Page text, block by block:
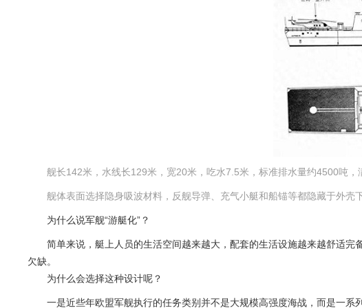
舰长142米，水线长129米，宽20米，吃水7.5米，标准排水量约4500吨
舰体表面选择隐身吸波材料，反舰导弹、充气小艇和船锚等都隐藏于外壳
为什么说军舰“游艇化”？
简单来说，艇上人员的生活空间越来越大，配套的生活设施越来越舒适完
欠缺。
为什么会选择这种设计呢？
一是近些年欧盟军舰执行的任务类别并不是大规模高强度海战，而是一系